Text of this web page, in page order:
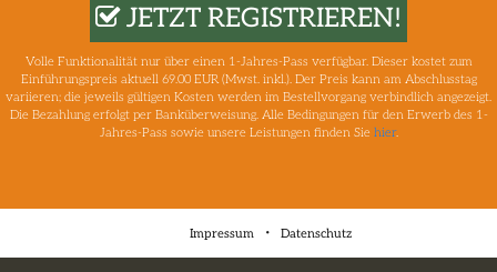
JETZT REGISTRIEREN!
Volle Funktionalität nur über einen 1-Jahres-Pass verfügbar. Dieser kostet zum
Einführungspreis aktuell 69.00 EUR (Mwst. inkl.). Der Preis kann am Abschlusstag
variieren; die jeweils gültigen Kosten werden im Bestellvorgang verbindlich angezeigt.
Die Bezahlung erfolgt per Banküberweisung. Alle Bedingungen für den Erwerb des 1-
Jahres-Pass sowie unsere Leistungen finden Sie hier.
Impressum Datenschutz